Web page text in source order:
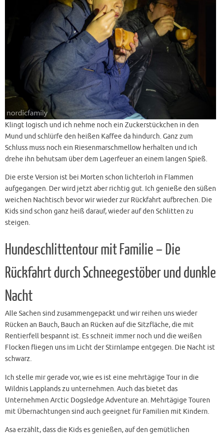
Klingt logisch und ich nehme noch ein Zuckerstückchen in den
Mund und schlürfe den heißen Kaffee da hindurch. Ganz zum
Schluss muss noch ein Riesenmarschmellow herhalten und ich
drehe ihn behutsam über dem Lagerfeuer an einem langen Spieß.
Die erste Version ist bei Morten schon lichterloh in Flammen
aufgegangen. Der wird jetzt aber richtig gut. Ich genieße den süßen
weichen Nachtisch bevor wir wieder zur Rückfahrt aufbrechen. Die
Kids sind schon ganz heiß darauf, wieder auf den Schlitten zu
steigen.
Hundeschlittentour mit Familie – Die
Rückfahrt durch Schneegestöber und dunkle
Nacht
Alle Sachen sind zusammengepackt und wir reihen uns wieder
Rücken an Bauch, Bauch an Rücken auf die Sitzfläche, die mit
Rentierfell bespannt ist. Es schneit immer noch und die weißen
Flocken fliegen uns im Licht der Stirnlampe entgegen. Die Nacht ist
schwarz.
Ich stelle mir gerade vor, wie es ist eine mehrtägige Tour in die
Wildnis Lapplands zu unternehmen. Auch das bietet das
Unternehmen Arctic Dogsledge Adventure an. Mehrtägige Touren
mit Übernachtungen sind auch geeignet für Familien mit Kindern.
Asa erzählt, dass die Kids es genießen, auf den gemütlichen